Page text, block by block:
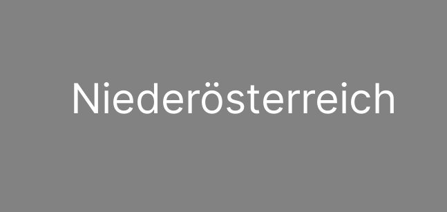
Niederösterreich